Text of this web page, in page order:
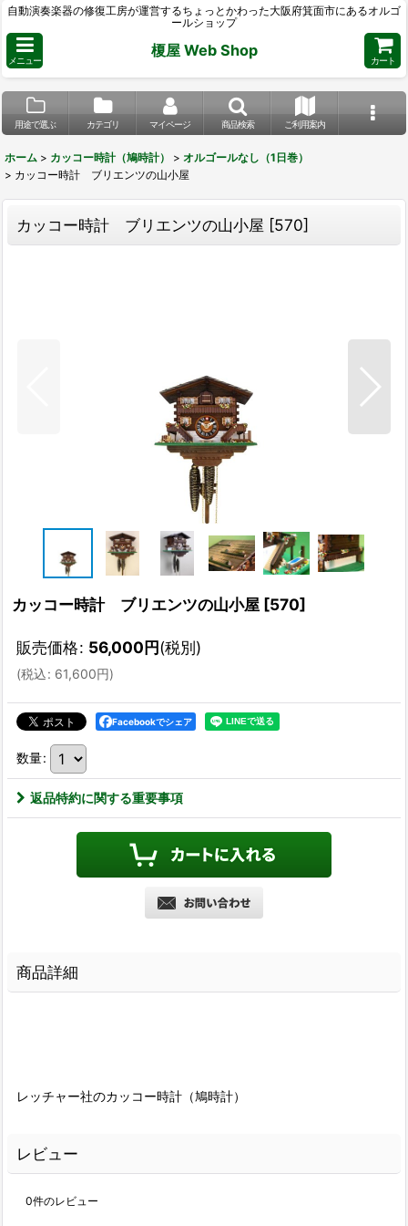
自動演奏楽器の修復工房が運営するちょっとかわった大阪府箕面市にあるオルゴ
ールショップ
メニュー
榎屋 Web Shop
カート
用途で選ぶ カテゴリ マイページ 商品検索 ご利用案内
ホーム > カッコー時計（鳩時計） > オルゴールなし（1日巻）
> カッコー時計 ブリエンツの山小屋
カッコー時計 ブリエンツの山小屋 [570]
カッコー時計 ブリエンツの山小屋 [570]
販売価格: 56,000円(税別)
(税込: 61,600円)
Facebookでシェア
数量:
返品特約に関する重要事項
商品詳細
レッチャー社のカッコー時計（鳩時計）
レビュー
0件のレビュー